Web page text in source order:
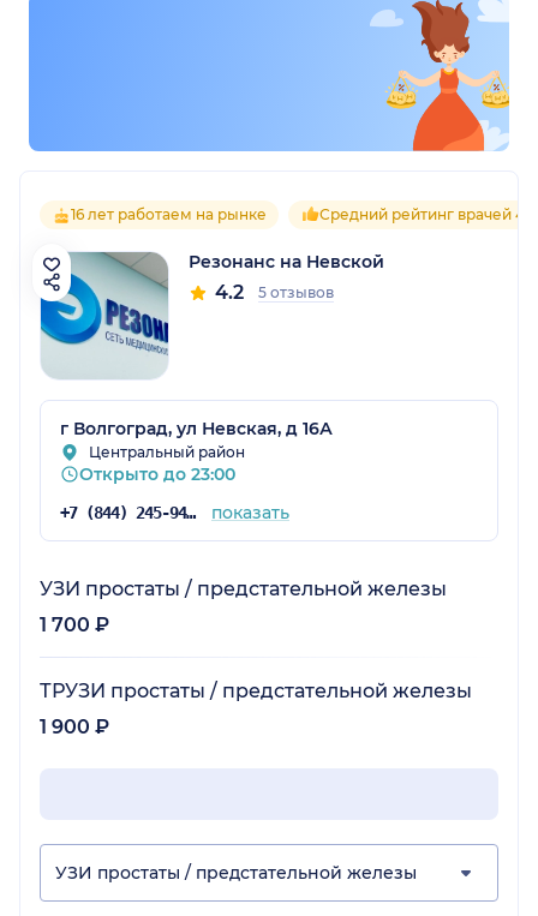
16 лет работаем на рынке Средний рейтинг врачей 4.2
Резонанс на Невской
4.2 5 отзывов
г Волгоград, ул Невская, д 16А
Центральный район
Открыто до 23:00
+7 (844) 245-94-38 показать
УЗИ простаты / предстательной железы
1 700 ₽
ТРУЗИ простаты / предстательной железы
1 900 ₽
УЗИ простаты / предстательной железы